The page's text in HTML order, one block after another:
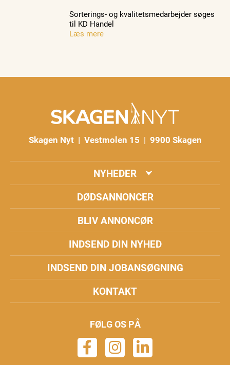
Sorterings- og kvalitetsmedarbejder søges
til KD Handel
Læs mere
Skagen Nyt | Vestmolen 15 | 9900 Skagen
NYHEDER
DØDSANNONCER
BLIV ANNONCØR
INDSEND DIN NYHED
INDSEND DIN JOBANSØGNING
KONTAKT
FØLG OS PÅ